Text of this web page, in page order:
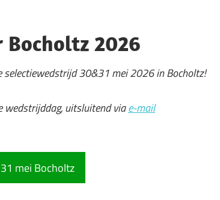
2026
selectiewedstrijd 30&31 mei 2026 in Bocholtz!
wedstrijddag, uitsluitend viae-mail
mei Bocholtz